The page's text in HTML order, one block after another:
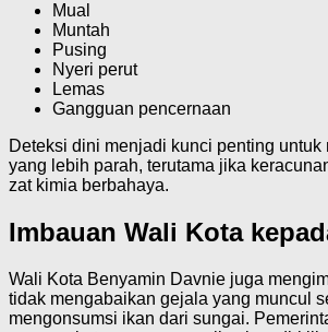
Mual
Muntah
Pusing
Nyeri perut
Lemas
Gangguan pencernaan
Deteksi dini menjadi kunci penting untuk
yang lebih parah, terutama jika
zat kimia berbahaya.
Imbauan Wali Kota
Wali Kota Benyamin Davnie juga
tidak mengabaikan gejala yang muncul
mengonsumsi ikan dari sungai.